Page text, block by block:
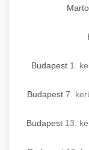
Budapest 1.
Budapest 7.
Budapest 13.